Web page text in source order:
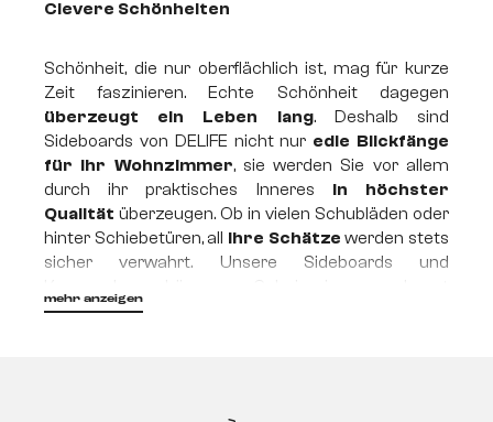
Clevere Schönheiten
Schönheit, die nur oberflächlich ist, mag für kurze
Zeit faszinieren. Echte Schönheit dagegen
überzeugt ein Leben lang. Deshalb sind
Sideboards von DELIFE nicht nur edle Blickfänge
für Ihr Wohnzimmer, sie werden Sie vor allem
durch ihr praktisches Inneres in höchster
Qualität überzeugen. Ob in vielen Schubläden oder
hinter Schiebetüren, all Ihre Schätze werden stets
sicher verwahrt. Unsere Sideboards und
verbergen. Und darin liegt
mehr anzeigen